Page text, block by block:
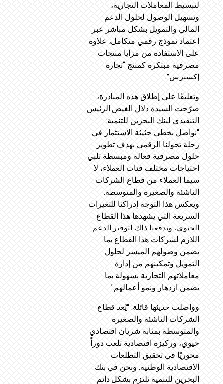
لتبسيط المعاملات التجارية،
وتسهيل الوصول لحلول الدعم
المالي والتمويل بشكل مباشر عبر
اعتماد نموذج رقمي متكامل، علاوة
على الاستفادة من مزايا منتجات
مصرفية مبتكرة كمنتج “تجارة
إكسبرس”.
وتعليقًا على إطلاق هذه المبادرة،
صرّحت السيدة دلال الغيص الرئيس
التنفيذي لبنك البحرين للتنمية:
“نواصل بخطى حثيثة الاستثمار في
رحلة تحولنا الرقمي بهدف تطوير
حلول مصرفية فعالة ومبسطة تلبي
احتياجات مختلف فئات العملاء، لا
سيما العملاء من قطاع الشركات
الناشئة والصغيرة والمتوسطة.
ويعكس هذا التوجه إدراكنا للتغيرات
السريعة التي يشهدها هذا القطاع
الحيوي، ويدفعنا ذلك لتوفير الدعم
اللازم لشركات هذا القطاع بما
يضمن وصولهم الميسر لحلول
التمويل وتمكينهم من إدارة
معاملاتهم التجارية بسهولة بما
يضمن ازدهار ونمو أعمالهم.”
وواصلت حديثها قائلة: “يُعد قطاع
الشركات الناشئة والصغيرة
والمتوسطة بمثابة شريان اقتصادي
حيوي، وركيزة اقتصادية تلعب دوراً
محوريًا في تحقيق التطلعات
الاقتصادية الوطنية. ونحن في بنك
البحرين للتنمية نلتزم بشكل دائم